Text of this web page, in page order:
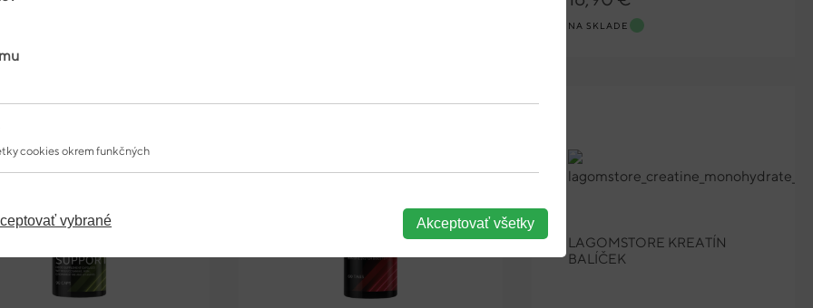
NA SKLADE
LAGOMSTORE KREATÍN
BALÍČEK
cookies okrem funkčných
vybrané Akceptovať všetky